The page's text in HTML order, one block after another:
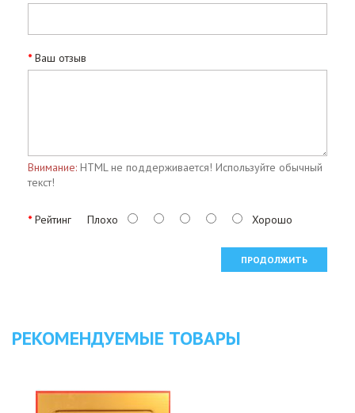
Ваш отзыв
Внимание: HTML не поддерживается! Используйте обычный
текст!
Рейтинг Плохо Хорошо
ПРОДОЛЖИТЬ
РЕКОМЕНДУЕМЫЕ ТОВАРЫ